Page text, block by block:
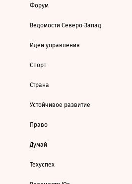
Форум
Ведомости Северо-Запад
Идеи управления
Спорт
Страна
Устойчивое развитие
Право
Думай
Техуспех